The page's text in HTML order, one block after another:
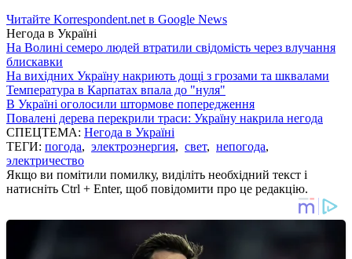
Читайте Korrespondent.net в Google News
Негода в Україні
На Волині семеро людей втратили свідомість через влучання
блискавки
На вихідних Україну накриють дощі з грозами та шквалами
Температура в Карпатах впала до "нуля"
В Україні оголосили штормове попередження
Повалені дерева перекрили траси: Україну накрила негода
СПЕЦТЕМА: Негода в Україні
ТЕГИ: погода, электроэнергия, свет, непогода,
электричество
Якщо ви помітили помилку, виділіть необхідний текст і
натисніть Ctrl + Enter, щоб повідомити про це редакцію.